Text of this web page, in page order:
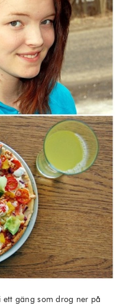
ett gäng som drog ner på